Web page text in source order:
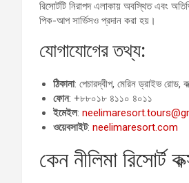
রিসোর্টটি নিরাপদ এলাকায় অবস্থিত এবং
পিক-আপ সার্ভিসও প্রদান করা হয়।
যোগাযোগের তথ্য:
ঠিকানা: পেচারদ্বীপ, মেরিন ড্রাইভ রোড,
ফোন: +৮৮০১৮ ৪১১০ ৪০১১
ইমেইল:
ওয়েবসাইট: neelimaresort.com
কেন নীলিমা রিসোর্ট